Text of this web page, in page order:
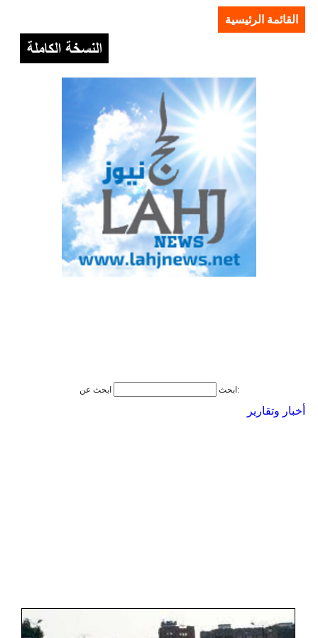
القائمة الرئيسية
ابحث ابحث عن:
أخبار وتقارير